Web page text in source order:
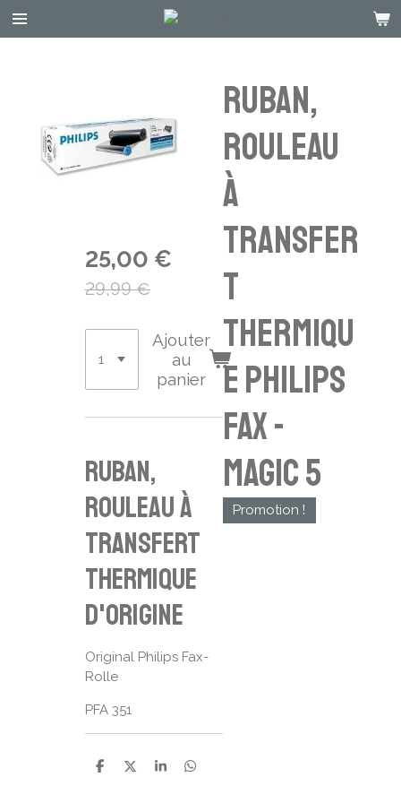
Passer
au
Ruban,
rouleau
à
transfer
t
thermiqu
e Philips
fax -
Magic 5
Promotion !
25,00 €
29,99 €
Ajouter
au
panier
Ruban,
rouleau à
transfert
thermique
d'origine
Original Philips Fax-
Rolle
PFA 351
P
P
P
P